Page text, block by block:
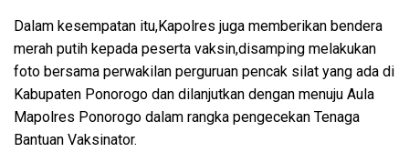
Dalam kesempatan itu,Kapolres juga memberikan bendera
merah putih kepada peserta vaksin,disamping melakukan
foto bersama perwakilan perguruan pencak silat yang ada di
Kabupaten Ponorogo dan dilanjutkan dengan menuju Aula
Mapolres Ponorogo dalam rangka pengecekan Tenaga
Bantuan Vaksinator.